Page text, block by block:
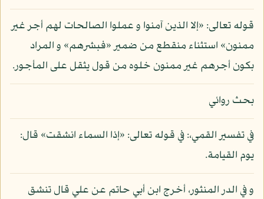
قوله تعالى: «إلا الذين آمنوا و عملوا الصالحات لهم أجر غير
ممنون» استثناء منقطع من ضمير «فبشرهم» و المراد
بكون أجرهم غير ممنون خلوه من قول يثقل على المأجور.
بحث روائي
في تفسير القمي،: في قوله تعالى: «إذا السماء انشقت» قال:
يوم القيامة.
و في الدر المنثور، أخرج ابن أبي حاتم عن علي قال تنشق